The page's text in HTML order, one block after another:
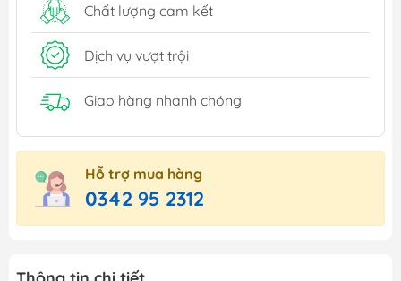
Chất lượng cam kết
Dịch vụ vượt trội
Giao hàng nhanh chóng
Hỗ trợ mua hàng
0342 95 2312